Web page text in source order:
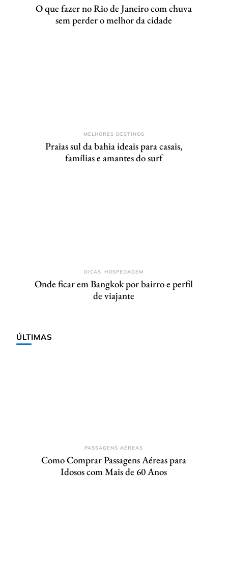
O que fazer no Rio de Janeiro com chuva
sem perder o melhor da cidade
MELHORES DESTINOS
Praias sul da bahia ideais para casais,
famílias e amantes do surf
DICAS HOSPEDAGEM
Onde ficar em Bangkok por bairro e perfil
de viajante
ÚLTIMAS
PASSAGENS AÉREAS
Como Comprar Passagens Aéreas para
Idosos com Mais de 60 Anos